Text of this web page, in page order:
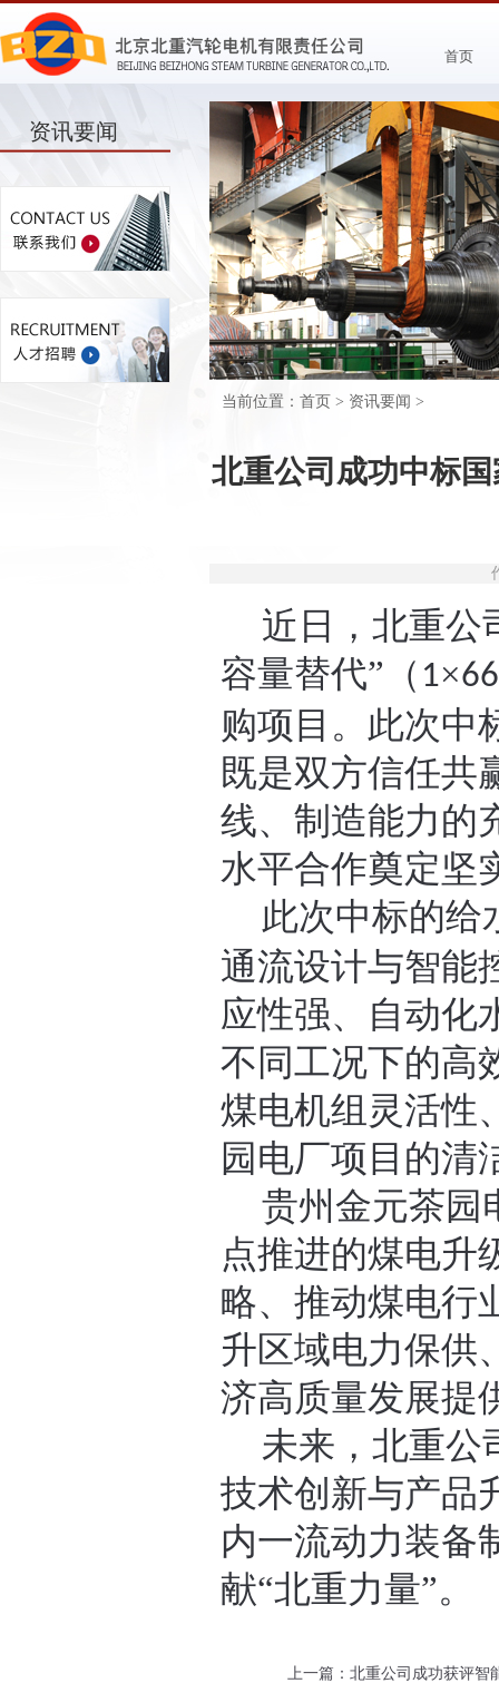
首页
资讯要闻
当前位置： 首页 > 资讯要闻 >
北重公司成功中标
近日，北重公
容量替代”（ 1×
购项目。此次中
既是双方信任共
线、制造能力的
水平合作奠定坚
此次中标的给
通流设计与智能
应性强、自动化
不同工况下的高
煤电机组灵活性
园电厂项目的清
贵州金元茶园
点推进的煤电升
略、推动煤电行
升区域电力保供
济高质量发展提
未来，北重公
技术创新与产品
内一流动力装备
献“北重力量”。
上一篇：北重公司成功获评智